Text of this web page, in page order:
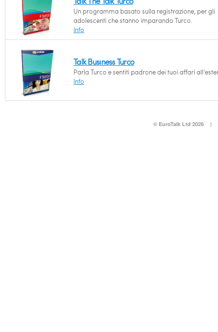
Un programma basato sulla registrazione, per gli
adolescenti che stanno imparando Turco.
Info
Talk Business Turco
Parla Turco e sentiti padrone dei tuoi affari
Info
© EuroTalk Ltd 2026 |